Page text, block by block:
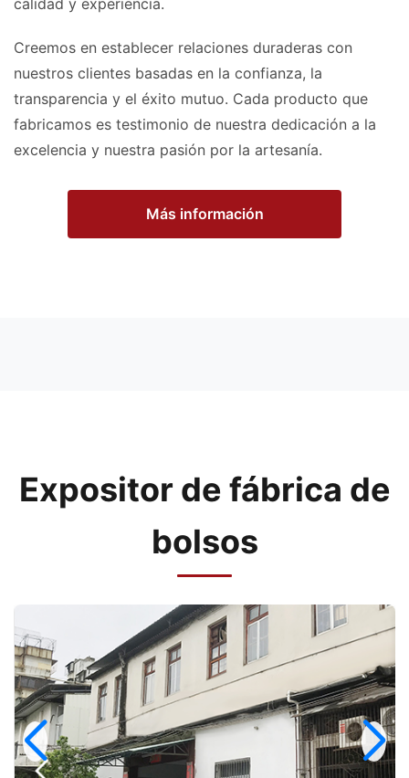
Creemos en establecer relaciones duraderas con
nuestros clientes basadas en la confianza, la
transparencia y el éxito mutuo. Cada producto que
fabricamos es testimonio de nuestra dedicación a la
excelencia y nuestra pasión por la artesanía.
Más información
Expositor de fábrica de
bolsos